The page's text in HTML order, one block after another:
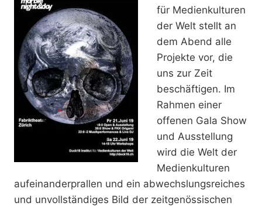
für Medienkulturen
der Welt stellt an
dem Abend alle
Projekte vor, die
uns zur Zeit
beschäftigen. Im
Rahmen einer
offenen Gala Show
und Ausstellung
wird die Welt der
Medienkulturen
aufeinanderprallen und ein abwechslungsreiches
und unvollständiges Bild der zeitgenössischen